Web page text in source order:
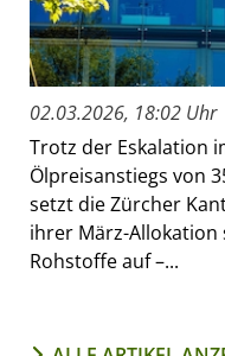
02.03.2026, 18:02 Uhr
Trotz der Eskalation
Ölpreisanstiegs von
setzt die Zürcher
ihrer März-
Rohstoffe auf –...